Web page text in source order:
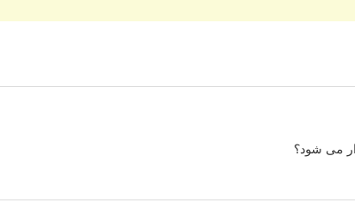
می شود؟